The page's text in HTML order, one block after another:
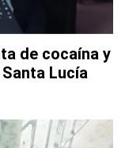
de cocaína y
Lucía